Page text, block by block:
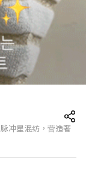
冲星混纺，营造奢